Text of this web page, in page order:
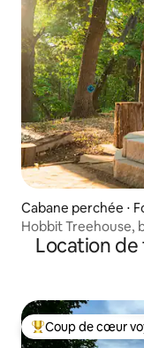
Cabane perchée ⋅
Hobbit Treehouse,
Location de
Coups de cœur
Coup de cœur